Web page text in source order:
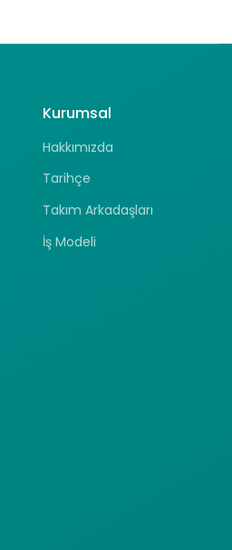
Kurumsal
Hakkımızda
Tarihçe
Takım Arkadaşları
İş Modeli